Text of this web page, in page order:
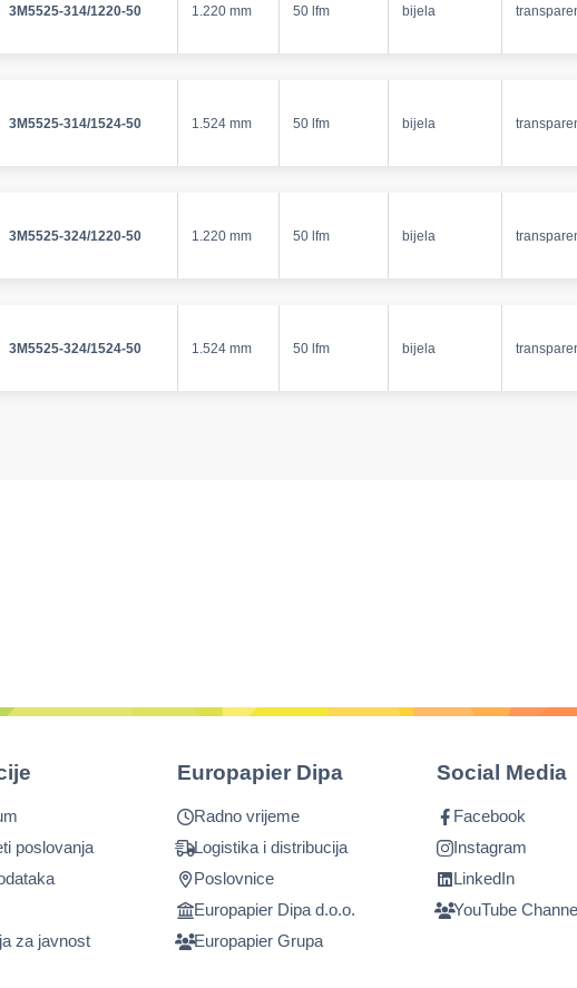
3M5525-314/1220-50 1.220 mm 50 lfm bijela
3M5525-314/1524-50 1.524 mm 50 lfm bijela
3M5525-324/1220-50 1.220 mm 50 lfm bijela
3M5525-324/1524-50 1.524 mm 50 lfm bijela
poslovanja
za javnost
Europapier Dipa
Radno vrijeme
Logistika i distribucija
Poslovnice
Europapier Dipa d.o.o.
Europapier Grupa
Social Media
Facebook
Instagram
LinkedIn
YouTube